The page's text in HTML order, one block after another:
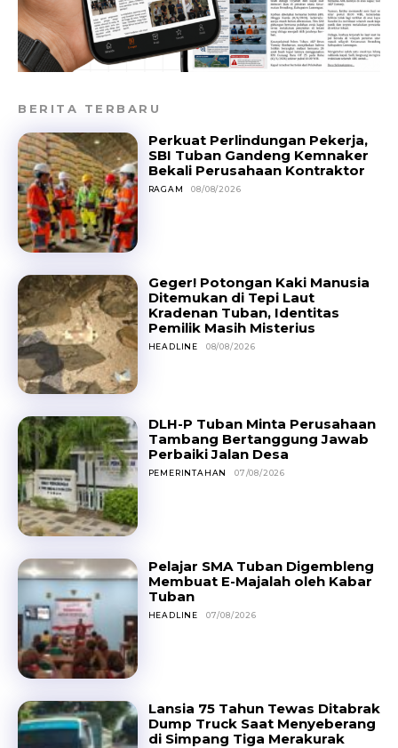
BERITA TERBARU
Perkuat Perlindungan Pekerja,
SBI Tuban Gandeng Kemnaker
Bekali Perusahaan Kontraktor
RAGAM 08/08/2026
Geger! Potongan Kaki Manusia
Ditemukan di Tepi Laut
Kradenan Tuban, Identitas
Pemilik Masih Misterius
HEADLINE 08/08/2026
DLH-P Tuban Minta Perusahaan
Tambang Bertanggung Jawab
Perbaiki Jalan Desa
PEMERINTAHAN 07/08/2026
Pelajar SMA Tuban Digembleng
Membuat E-Majalah oleh Kabar
Tuban
HEADLINE 07/08/2026
Lansia 75 Tahun Tewas Ditabrak
Dump Truck Saat Menyeberang
di Simpang Tiga Merakurak